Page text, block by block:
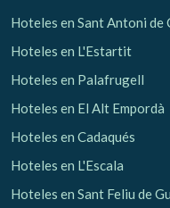
Hoteles en Sant Antoni de
Hoteles en L'Estartit
Hoteles en Palafrugell
Hoteles en El Alt Empordà
Hoteles en Cadaqués
Hoteles en L'Escala
Hoteles en Sant Feliu de